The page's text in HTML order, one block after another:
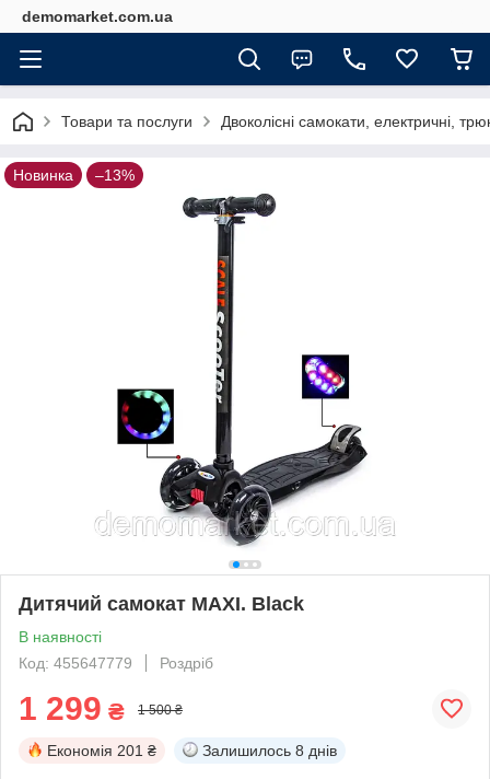
demomarket.com.ua
Товари та послуги Двоколісні самокати, електричні,
Новинка –13%
Дитячий самокат MAXI. Black
В наявності
Код: 455647779
Роздріб
1 299 ₴ 1 500 ₴
Економія 201 ₴ Залишилось 8 днів